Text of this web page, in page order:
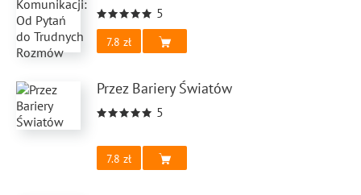
5
7.8
Przez Bariery Światów
5
7.8